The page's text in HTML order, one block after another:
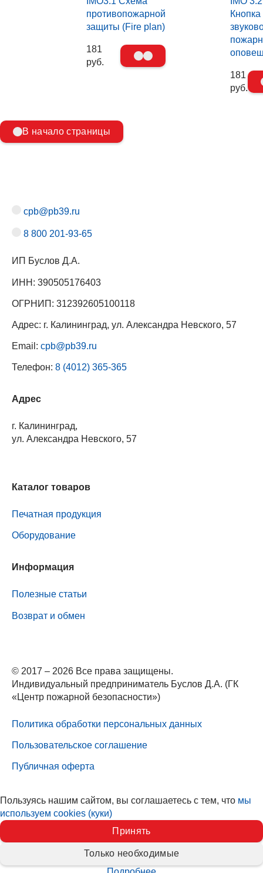
противопожарной
защиты (Fire plan)
181
руб.
Кнопка
181
руб.
В начало страницы
cpb@pb39.ru
8 800 201-93-65
ИП Буслов Д.А.
ИНН: 390505176403
ОГРНИП: 312392605100118
Адрес: г. Калининград, ул. Александра Невского, 57
Email: cpb@pb39.ru
Телефон: 8 (4012) 365-365
Адрес
г. Калининград,
ул. Александра Невского, 57
Каталог товаров
Печатная продукция
Оборудование
Информация
Полезные статьи
Возврат и обмен
© 2017 – 2026 Все права защищены.
Индивидуальный предприниматель Буслов Д.А. (ГК
«Центр пожарной безопасности»)
Политика обработки персональных данных
Пользовательское соглашение
Публичная оферта
Пользуясь нашим сайтом, вы соглашаетесь с тем, что мы
используем cookies (куки)
Принять
Только необходимые